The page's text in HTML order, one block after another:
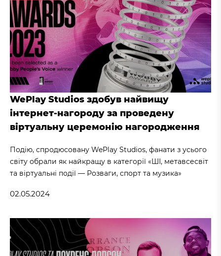
WePlay Studios здобув найвищу
інтернет-нагороду за проведену
віртуальну церемонію нагородження
Подію, спродюсовану WePlay Studios, фанати з усього
світу обрали як найкращу в категорії «ШІ, метавсесвіт
та віртуальні події — Розваги, спорт та музика»
02.05.2024